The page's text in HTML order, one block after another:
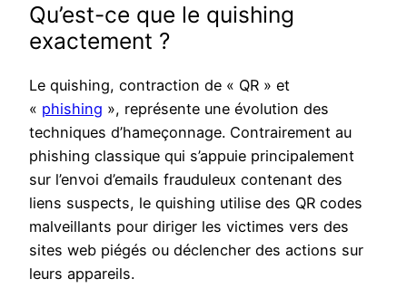
Qu’est-ce que le quishing
exactement ?
Le quishing, contraction de « QR » et
« phishing », représente une évolution des
techniques d’hameçonnage. Contrairement au
phishing classique qui s’appuie principalement
sur l’envoi d’emails frauduleux contenant des
liens suspects, le quishing utilise des QR codes
malveillants pour diriger les victimes vers des
sites web piégés ou déclencher des actions sur
leurs appareils.